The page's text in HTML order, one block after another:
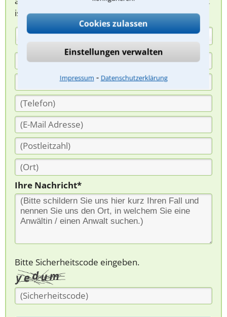
Cookies zulassen
Einstellungen verwalten
Impressum ⁃ Datenschutzerklärung
ist für Sie kostenlos.
(Anrede)
Ihre Nachricht*
Bitte Sicherheitscode eingeben.